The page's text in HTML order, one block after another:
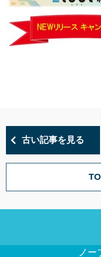
古い記事を見る
ノー